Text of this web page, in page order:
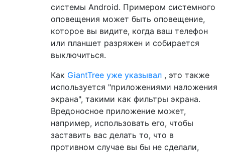
системы Android. Примером системного
оповещения может быть оповещение,
которое вы видите, когда ваш телефон
или планшет разряжен и собирается
выключиться.
Как GiantTree уже указывал , это также
используется "приложениями наложения
экрана", такими как фильтры экрана.
Вредоносное приложение может,
например, использовать его, чтобы
заставить вас делать то, что в
противном случае вы бы не сделали,